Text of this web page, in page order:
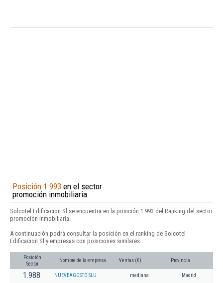
Posición 1.993 en el sector
promoción inmobiliaria
Solcotel Edificacion Sl se encuentra en la posición 1.993 del Ranking del sector
promoción inmobiliaria.
A continuación podrá consultar la posición en el ranking de Solcotel
Edificacion Sl y empresas con posiciones similares:
Posición
Sector
Nombre de la empresa Ventas (€) Provincia
1.988 NUEVEAGOSTO SLU mediana Madrid